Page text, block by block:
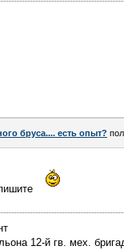
бруса.... есть опыт?
12-й гв. мех.